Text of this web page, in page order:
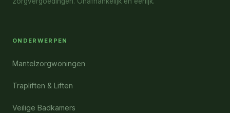
ONDERWERPEN
Mantelzorgwoningen
Trapliften & Liften
Veilige Badkamers